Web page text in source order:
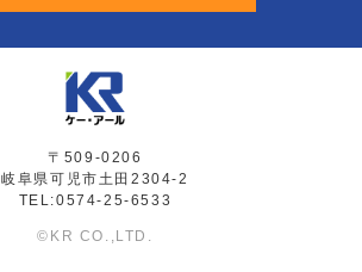
〒509-0206
岐阜県可児市土田2304-2
TEL:0574-25-6533
©KR CO.,LTD.